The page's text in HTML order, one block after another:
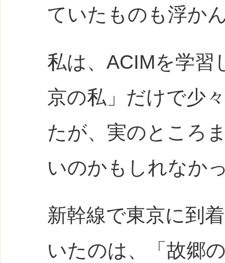
ていたものも浮か
私は、ACIMを学習
京の私」だけで少
たが、実のところ
いのかもしれなか
新幹線で東京に到
いたのは、「故郷